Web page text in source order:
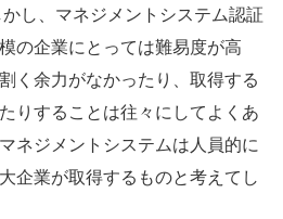
し、マネジメントシステム認証
の企業にとっては難易度が高
く余力がなかったり、取得する
りすることは往々にしてよくあ
ネジメントシステムは人員的に
企業が取得するものと考えてし